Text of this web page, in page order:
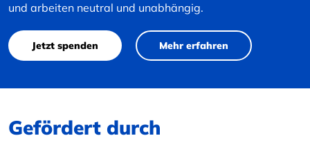
und arbeiten neutral und unabhängig.
Jetzt spenden Mehr erfahren
Gefördert durch